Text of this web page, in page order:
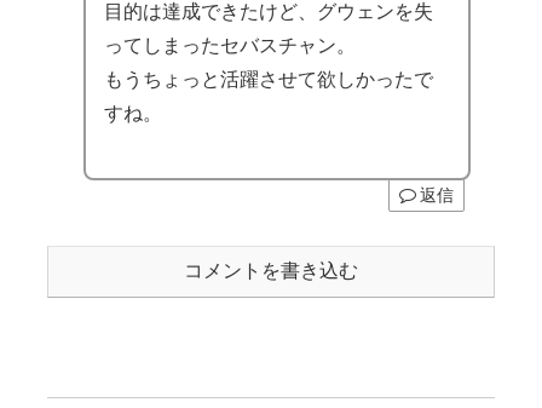
目的は達成できたけど、グウェンを失
ってしまったセバスチャン。
もうちょっと活躍させて欲しかったで
すね。
返信
コメントを書き込む